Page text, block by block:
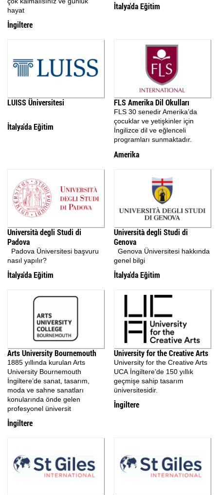
hayat
İngiltere
İtalya'da Eğitim
LUISS Üniversitesi
İtalya'da Eğitim
FLS Amerika Dil Okulları
FLS 30 senedir Amerika’da
çocuklar ve yetişkinler için
İngilizce dil ve eğlenceli
programları sunmaktadır.
Amerika
Università degli Studi di
Padova
Padova Üniversitesi başvuru
nasıl yapılır?
İtalya'da Eğitim
Università degli Studi di
Genova
Genova Üniversitesi hakkında
genel bilgi
İtalya'da Eğitim
Arts University Bournemouth
1885 yıllında kurulan Arts
University Bournemouth
İngiltere’de sanat, tasarım,
moda ve sahne sanatları
konularında önde gelen
profesyonel üniversit
İngiltere
University for the Creative Arts
University for the Creative Arts
UCA İngiltere’de 150 yıllık
geçmişe sahip tasarım
üniversitesidir.
İngiltere